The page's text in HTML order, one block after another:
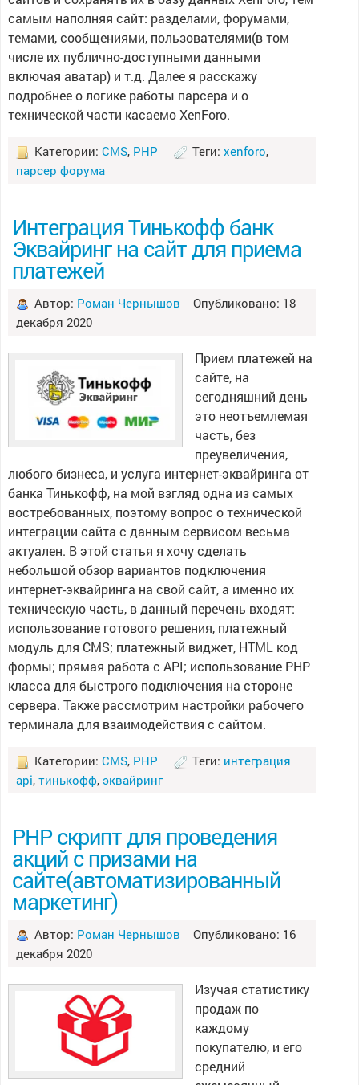
самым наполняя сайт: разделами, форумами,
темами, сообщениями, пользователями(в том
числе их публично-доступными данными
включая аватар) и т.д. Далее я расскажу
подробнее о логике работы парсера и о
технической части касаемо XenForo.
Категории: CMS, PHP Теги: xenforo,
парсер форума
Интеграция Тинькофф банк
Эквайринг на сайт для приема
платежей
Автор: Роман Чернышов Опубликовано: 18
декабря 2020
Прием платежей на
сайте, на
сегодняшний день
это неотъемлемая
часть, без
преувеличения,
любого бизнеса, и услуга интернет-эквайринга от
банка Тинькофф, на мой взгляд одна из самых
востребованных, поэтому вопрос о технической
интеграции сайта с данным сервисом весьма
актуален. В этой статья я хочу сделать
небольшой обзор вариантов подключения
интернет-эквайринга на свой сайт, а именно их
техническую часть, в данный перечень входят:
использование готового решения, платежный
модуль для CMS; платежный виджет, HTML код
формы; прямая работа с API; использование PHP
класса для быстрого подключения на стороне
сервера. Также рассмотрим настройки рабочего
терминала для взаимодействия с сайтом.
Категории: CMS, PHP Теги: интеграция
api, тинькофф, эквайринг
PHP скрипт для проведения
акций с призами на
сайте(автоматизированный
маркетинг)
Автор: Роман Чернышов Опубликовано: 16
декабря 2020
Изучая статистику
продаж по
каждому
покупателю, и его
средний